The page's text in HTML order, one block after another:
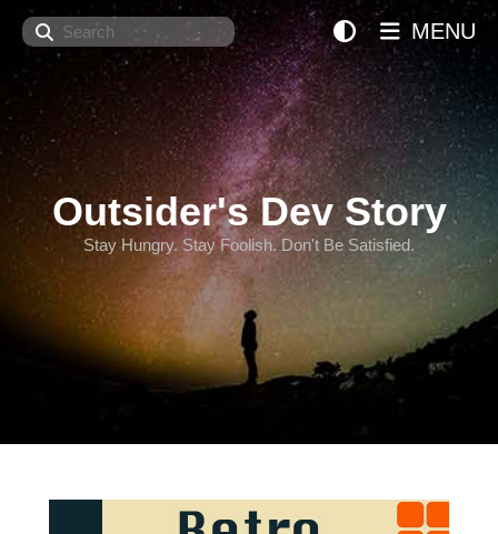
Search
Outsider's Dev Story
Stay Hungry. Stay Foolish. Don't Be Satisfied.
MENU